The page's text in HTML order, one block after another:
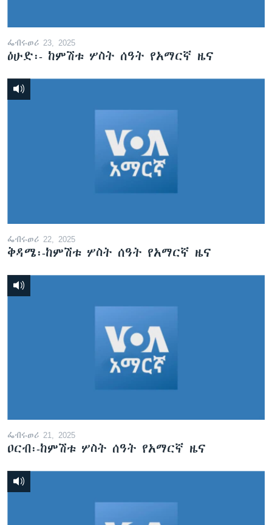
ፌብሩወሪ 23, 2025
ዕሁድ፡- ከምሽቱ ሦስት ሰዓት የአማርኛ ዜና
ፌብሩወሪ 22, 2025
ቅዳሜ፡-ከምሽቱ ሦስት ሰዓት የአማርኛ ዜና
ፌብሩወሪ 21, 2025
ዐርብ፡-ከምሽቱ ሦስት ሰዓት የአማርኛ ዜና